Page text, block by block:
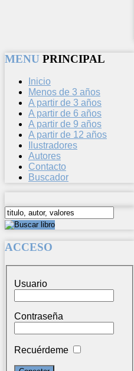
MENU PRINCIPAL
Inicio
Menos de 3 años
A partir de 3 años
A partir de 6 años
A partir de 9 años
A partir de 12 años
Ilustradores
Autores
Contacto
Buscador
ACCESO
Usuario
Contraseña
Recuérdeme